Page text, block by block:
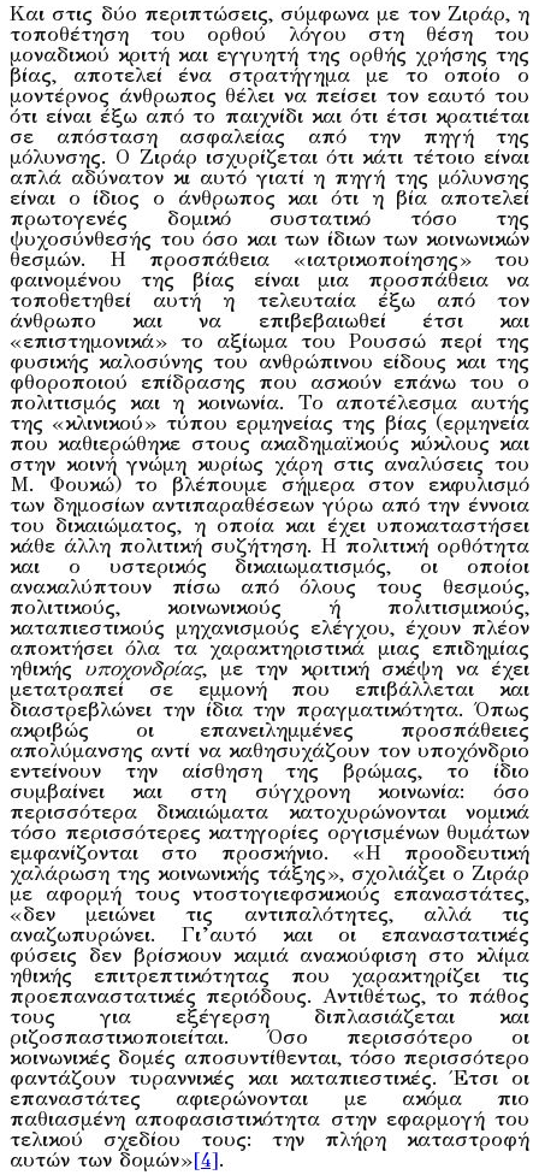
Και στις δύο περιπτώσεις, σύμφωνα με τον Ζιράρ, η
τοποθέτηση του ορθού λόγου στη θέση του
μοναδικού κριτή και εγγυητή της ορθής χρήσης της
βίας, αποτελεί ένα στρατήγημα με το οποίο ο
μοντέρνος άνθρωπος θέλει να πείσει τον εαυτό του
ότι είναι έξω από το παιχνίδι και ότι έτσι κρατιέται
σε απόσταση ασφαλείας από την πηγή της
μόλυνσης. Ο Ζιράρ ισχυρίζεται ότι κάτι τέτοιο είναι
απλά αδύνατον κι αυτό γιατί η πηγή της μόλυνσης
είναι ο ίδιος ο άνθρωπος και ότι η βία αποτελεί
πρωτογενές δομικό συστατικό τόσο της
ψυχοσύνθεσής του όσο και των ίδιων των κοινωνικών
θεσμών. Η προσπάθεια «ιατρικοποίησης» του
φαινομένου της βίας είναι μια προσπάθεια να
τοποθετηθεί αυτή η τελευταία έξω από τον
άνθρωπο και να επιβεβαιωθεί έτσι και
«επιστημονικά» το αξίωμα του Ρουσσώ περί της
φυσικής καλοσύνης του ανθρώπινου είδους και της
φθοροποιού επίδρασης που ασκούν επάνω του ο
πολιτισμός και η κοινωνία. Το αποτέλεσμα αυτής
της «κλινικού» τύπου ερμηνείας της βίας (ερμηνεία
που καθιερώθηκε στους ακαδημαϊκούς κύκλους και
στην κοινή γνώμη κυρίως χάρη στις αναλύσεις του
Μ. Φουκώ) το βλέπουμε σήμερα στον εκφυλισμό
των δημοσίων αντιπαραθέσεων γύρω από την έννοια
του δικαιώματος, η οποία και έχει υποκαταστήσει
κάθε άλλη πολιτική συζήτηση. H πολιτική ορθότητα
και ο υστερικός δικαιωματισμός, οι οποίοι
ανακαλύπτουν πίσω από όλους τους θεσμούς,
πολιτικούς, κοινωνικούς ή πολιτισμικούς,
καταπιεστικούς μηχανισμούς ελέγχου, έχουν πλέον
αποκτήσει όλα τα χαρακτηριστικά μιας επιδημίας
ηθικής υποχονδρίας, με την κριτική σκέψη να έχει
μετατραπεί σε εμμονή που επιβάλλεται και
διαστρεβλώνει την ίδια την πραγματικότητα. Όπως
ακριβώς οι επανειλημμένες προσπάθειες
απολύμανσης αντί να καθησυχάζουν τον υποχόνδριο
εντείνουν την αίσθηση της βρώμας, το ίδιο
συμβαίνει και στη σύγχρονη κοινωνία: όσο
περισσότερα δικαιώματα κατοχυρώνονται νομικά
τόσο περισσότερες κατηγορίες οργισμένων θυμάτων
εμφανίζονται στο προσκήνιο. «Η προοδευτική
χαλάρωση της κοινωνικής τάξης», σχολιάζει ο Ζιράρ
με αφορμή τους ντοστογιεφσκικούς επαναστάτες,
«δεν μειώνει τις αντιπαλότητες, αλλά τις
αναζωπυρώνει. Γι’αυτό και οι επαναστατικές
φύσεις δεν βρίσκουν καμιά ανακούφιση στο κλίμα
ηθικής επιτρεπτικότητας που χαρακτηρίζει τις
προεπαναστατικές περιόδους. Αντιθέτως, το πάθος
τους για εξέγερση διπλασιάζεται και
ριζοσπαστικοποιείται. Όσο περισσότερο οι
κοινωνικές δομές αποσυντίθενται, τόσο περισσότερο
φαντάζουν τυραννικές και καταπιεστικές. Έτσι οι
επαναστάτες αφιερώνονται με ακόμα πιο
παθιασμένη αποφασιστικότητα στην εφαρμογή του
τελικού σχεδίου τους: την πλήρη καταστροφή
αυτών των δομών»[4].